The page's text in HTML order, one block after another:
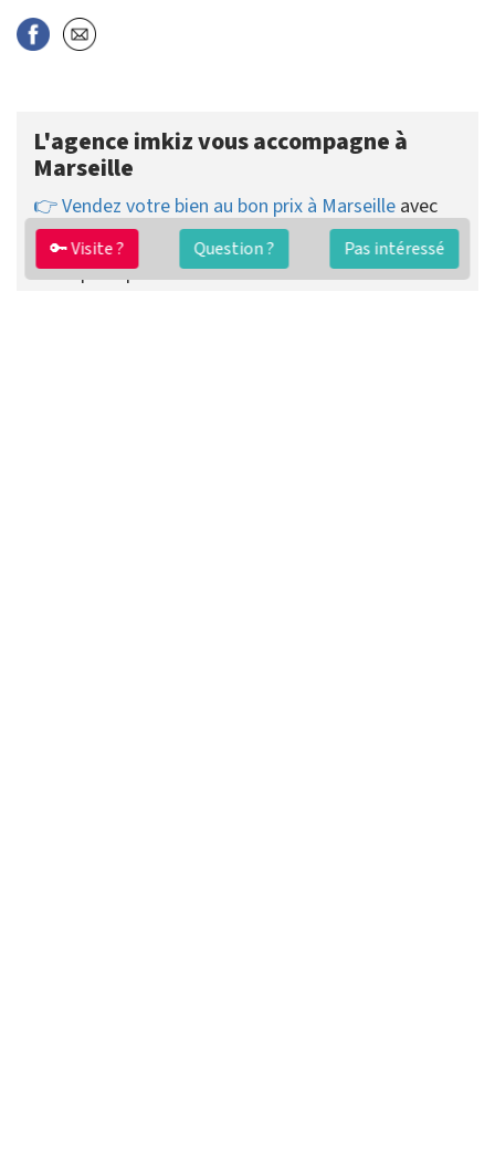
🔑 Visite ? Question ? Pas intéressé
L'agence imkiz vous accompagne à
Marseille
👉 Vendez votre bien au bon prix à Marseille avec
nos honoraires réduits + l'expertise de nos agents.
imkiz pratique deshonoraires de vente fixes dès